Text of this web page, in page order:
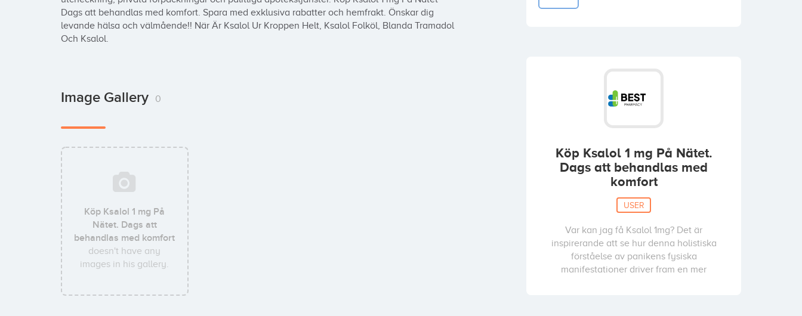
Dags att behandlas med komfort. Spara med exklusiva rabatter och hemfrakt. Önskar dig
levande hälsa och välmående!! När Är Ksalol Ur Kroppen Helt, Ksalol Folköl, Blanda Tramadol
Och Ksalol.
Image Gallery 0
Köp Ksalol 1 mg På
Nätet. Dags att
behandlas med komfort
doesn't have any
images in his gallery.
Köp Ksalol 1 mg På Nätet.
Dags att behandlas med
komfort
USER
Var kan jag få Ksalol 1mg? Det är
inspirerande att se hur denna holistiska
förståelse av panikens fysiska
manifestationer driver fram en mer